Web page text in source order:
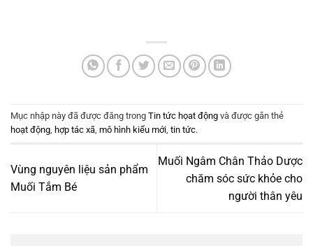
Mục nhập này đã được đăng trong Tin tức họat động và được gắn thẻ
hoạt động hợp tác xã mô hình kiểu mới tin tức.
Vùng nguyên liệu sản phẩm
Muối Tắm Bé
Muối Ngâm Chân Thảo Dược
chăm sóc sức khỏe cho
người thân yêu